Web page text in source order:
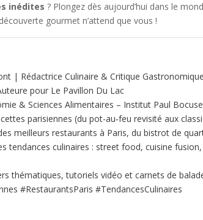
inédites ? Plongez dès aujourd’hui dans le
gourmet n’attend que vous !
| Rédactrice Culinaire & Critique
pour Le Pavillon Du Lac
& Sciences Alimentaires – Institut Paul Bocuse
parisiennes (du pot-au‑feu revisité aux
meilleurs restaurants à Paris, du bistrot de
tendances culinaires : street food, cuisine
thématiques, tutoriels vidéo et carnets de
#RestaurantsParis #TendancesCulinaires